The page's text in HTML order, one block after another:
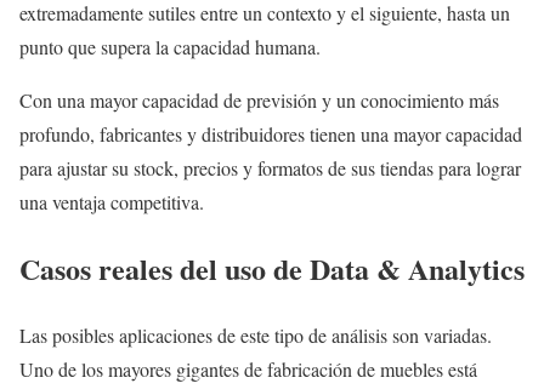
extremadamente sutiles entre un contexto y el siguiente, hasta un
punto que supera la capacidad humana.
Con una mayor capacidad de previsión y un conocimiento más
profundo, fabricantes y distribuidores tienen una mayor capacidad
para ajustar su stock, precios y formatos de sus tiendas para lograr
una ventaja competitiva.
Casos reales del uso de Data & Analytics
Las posibles aplicaciones de este tipo de análisis son variadas.
Uno de los mayores gigantes de fabricación de muebles está